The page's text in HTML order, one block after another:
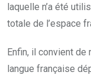
laquelle n’a été
totale de l’espace
Enfin, il convient de
langue française